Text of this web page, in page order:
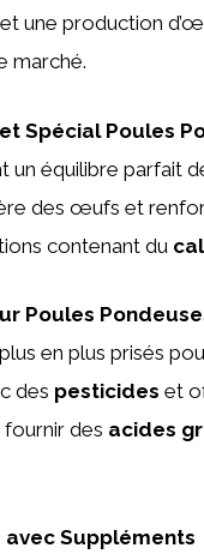
une production
marché.
Spécial Poules
un équilibre parfait
des œufs et
contenant du
Poules
en plus prisés
des pesticides et
des acides
avec Suppléments